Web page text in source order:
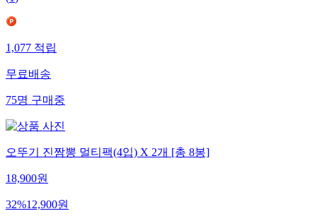
1,077적립
무료배송
75명구매중
오뚜기 진짬뽕 멀티팩(4입) X 2개 [총 8봉]
18,900원
32%12,900원